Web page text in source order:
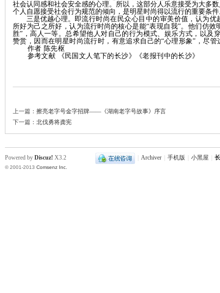
社会认同感和社会安全感的心理。所以，这部分人乐意接受为大多
个人自愿接受社会行为规范的倾向，是明星时尚得以流行的重要条
三是优越心理。 即流行时尚在民众心目中的审美价值，认为优
所好为己之所好，认为流行时尚 的核心是能“表现自我”。他们仿效
胜”，高人一等。总希望他人对自己的行为模式、娱乐方式，以及
赞赏，因而在明星时尚流行时，有意追求自己的“心理形象”，尽
作者 陈先枢
参考文献
《民国文人笔下的长沙》《老报刊中的长沙》
上一篇： 擦亮老字号金字招牌——《湖南老字号故事》序言
下一篇： 北伐勇将龚宪
Archiver 手机版 小黑屋
Powered by Discuz! X3.2
© 2001-2013 Comsenz Inc.